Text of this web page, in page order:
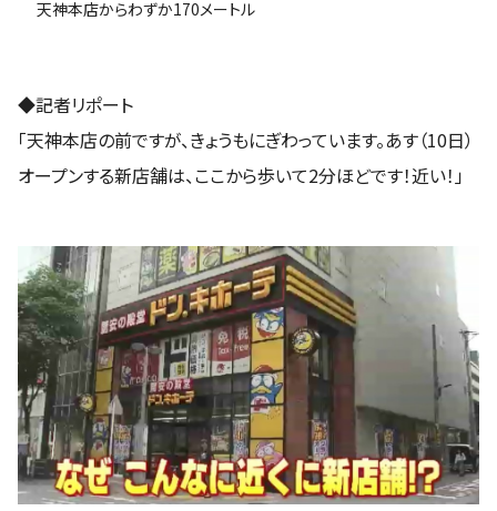
天神本店からわずか170メートル
◆記者リポート
「天神本店の前ですが、きょうもにぎわっています。あす（10日）
オープンする新店舗は、ここから歩いて2分ほどです！近い！」